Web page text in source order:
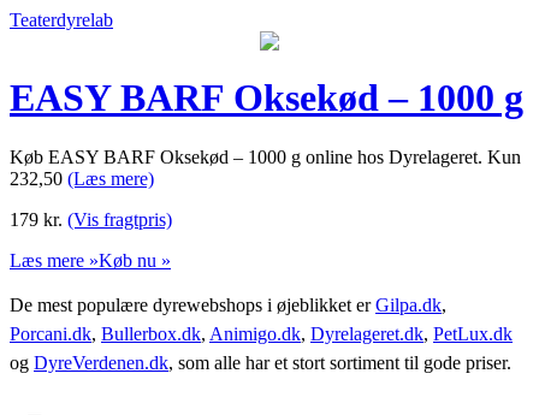
Teaterdyrelab
EASY BARF Oksekød – 1000 g
Køb EASY BARF Oksekød – 1000 g online hos Dyrelageret. Kun
232,50 (Læs mere)
179 kr. (Vis fragtpris)
Læs mere »Køb nu »
De mest populære dyrewebshops i øjeblikket erGilpa.dk,
Porcani.dk, Bullerbox.dk, Animigo.dk, Dyrelageret.dk, PetLux.dk
og DyreVerdenen.dk, som alle har et stort sortiment til gode priser.